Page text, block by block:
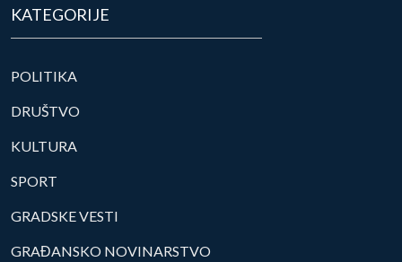
KATEGORIJE
POLITIKA
DRUŠTVO
KULTURA
SPORT
GRADSKE VESTI
GRAĐANSKO NOVINARSTVO